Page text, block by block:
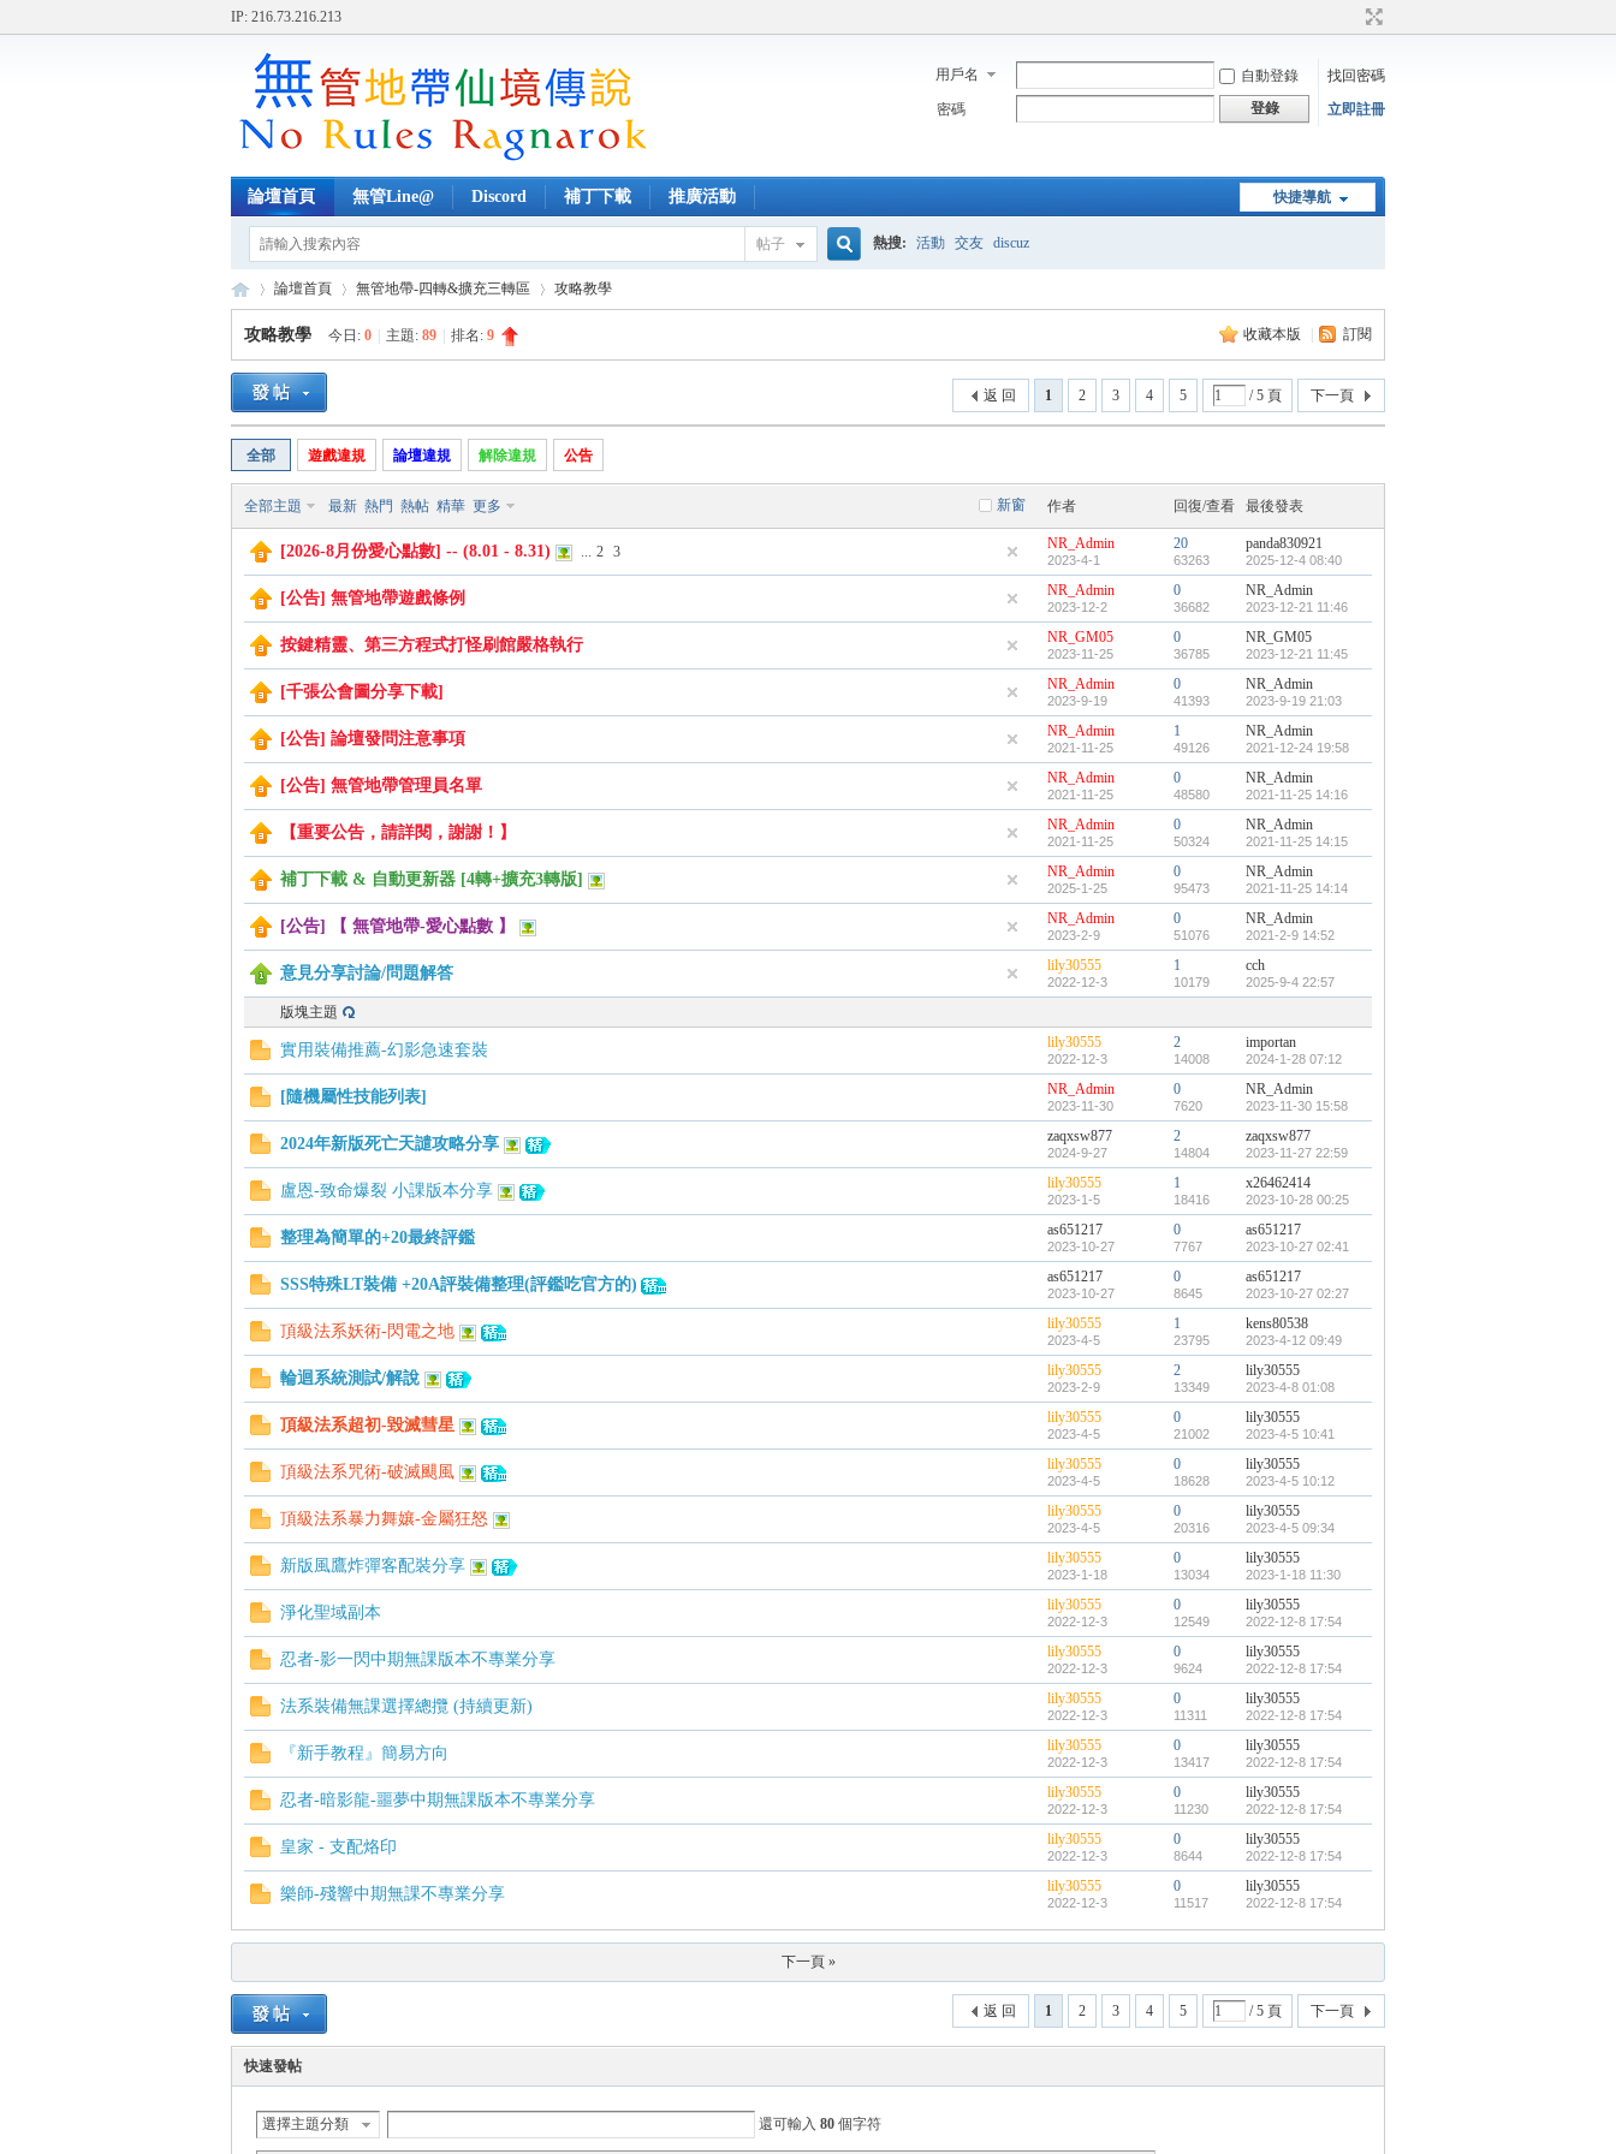
IP: 216.73.216.213
用戶名 自動登錄
找回密碼
密碼
登錄 立即註冊
快捷導航
論壇首頁 無管Line@ Discord 補丁下載 推廣活動
帖子 熱搜: 活動 交友 discuz
»
論壇首頁 無管地帶-四轉&擴充三轉區 攻略教學
收藏本版 訂閱
攻略教學 今日: 0 主題: 89 排名: 9
1 2 3 4 5 / 5 頁 下一頁
返 回
全部 遊戲違規 論壇違規 解除違規 公告
新窗
全部主題 最新 熱門 熱帖 精華 更多 作者 回復/查看 最後發表
[2026-8月份愛心點數] -- (8.01 - 8.31) ... 2 3 NR_Admin
2023-4-1
20
63263
panda830921
2025-12-4 08:40
[公告] 無管地帶遊戲條例 NR_Admin
2023-12-2
0
36682
NR_Admin
2023-12-21 11:46
按鍵精靈、第三方程式打怪刷館嚴格執行 NR_GM05
2023-11-25
0
36785
NR_GM05
2023-12-21 11:45
[千張公會圖分享下載] NR_Admin
2023-9-19
0
41393
NR_Admin
2023-9-19 21:03
[公告] 論壇發問注意事項 NR_Admin
2021-11-25
1
49126
NR_Admin
2021-12-24 19:58
[公告] 無管地帶管理員名單 NR_Admin
2021-11-25
0
48580
NR_Admin
2021-11-25 14:16
【重要公告，請詳閱，謝謝！】 NR_Admin
2021-11-25
0
50324
NR_Admin
2021-11-25 14:15
補丁下載 & 自動更新器 [4轉+擴充3轉版] NR_Admin
2025-1-25
0
95473
NR_Admin
2021-11-25 14:14
[公告] 【 無管地帶-愛心點數 】 NR_Admin
2023-2-9
0
51076
NR_Admin
2021-2-9 14:52
意見分享討論/問題解答 lily30555
2022-12-3
1
10179
cch
2025-9-4 22:57
版塊主題
實用裝備推薦-幻影急速套裝 lily30555
2022-12-3
2
14008
importan
2024-1-28 07:12
[隨機屬性技能列表] NR_Admin
2023-11-30
0
7620
NR_Admin
2023-11-30 15:58
2024年新版死亡天譴攻略分享 zaqxsw877
2024-9-27
2
14804
zaqxsw877
2023-11-27 22:59
盧恩-致命爆裂 小課版本分享 lily30555
2023-1-5
1
18416
x26462414
2023-10-28 00:25
整理為簡單的+20最終評鑑 as651217
2023-10-27
0
7767
as651217
2023-10-27 02:41
SSS特殊LT裝備 +20A評裝備整理(評鑑吃官方的) as651217
2023-10-27
0
8645
as651217
2023-10-27 02:27
頂級法系妖術-閃電之地 lily30555
2023-4-5
1
23795
kens80538
2023-4-12 09:49
輪迴系統測試/解說 lily30555
2023-2-9
2
13349
lily30555
2023-4-8 01:08
頂級法系超初-毀滅彗星 lily30555
2023-4-5
0
21002
lily30555
2023-4-5 10:41
頂級法系咒術-破滅颶風 lily30555
2023-4-5
0
18628
lily30555
2023-4-5 10:12
頂級法系暴力舞孃-金屬狂怒 lily30555
2023-4-5
0
20316
lily30555
2023-4-5 09:34
新版風鷹炸彈客配裝分享 lily30555
2023-1-18
0
13034
lily30555
2023-1-18 11:30
淨化聖域副本 lily30555
2022-12-3
0
12549
lily30555
2022-12-8 17:54
忍者-影一閃中期無課版本不專業分享 lily30555
2022-12-3
0
9624
lily30555
2022-12-8 17:54
法系裝備無課選擇總攬 (持續更新) lily30555
2022-12-3
0
11311
lily30555
2022-12-8 17:54
『新手教程』簡易方向 lily30555
2022-12-3
0
13417
lily30555
2022-12-8 17:54
忍者-暗影龍-噩夢中期無課版本不專業分享 lily30555
2022-12-3
0
11230
lily30555
2022-12-8 17:54
皇家 - 支配烙印 lily30555
2022-12-3
0
8644
lily30555
2022-12-8 17:54
樂師-殘響中期無課不專業分享 lily30555
2022-12-3
0
11517
lily30555
2022-12-8 17:54
下一頁 »
1 2 3 4 5 / 5 頁 下一頁
返 回
快速發帖
選擇主題分類 還可輸入 80 個字符